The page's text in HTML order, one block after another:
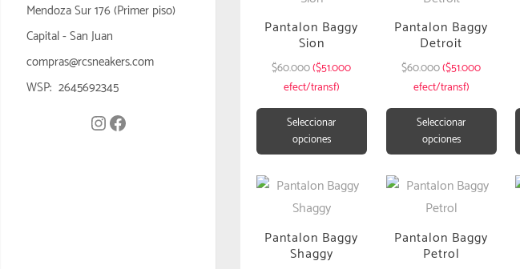
Mendoza Sur 176 (Primer piso)
Capital - San Juan
compras@rcsneakers.com
WSP: 2645692345
Pantalon Baggy
Sion
$60.000($51.000
efect/transf)
Seleccionar
opciones
Pantalon Baggy
Detroit
$60.000($51.000
efect/transf)
Seleccionar
opciones
Pantalon Baggy
Shaggy
Pantalon Baggy
Petrol